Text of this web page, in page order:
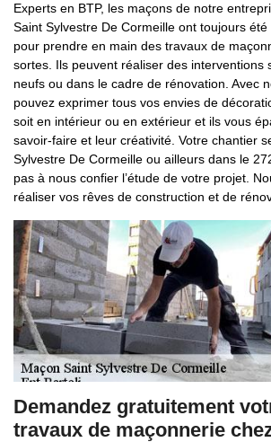
Experts en BTP, les maçons de notre
Saint Sylvestre De Cormeille ont toujours
pour prendre en main des travaux de
sortes. Ils peuvent réaliser des interventions
neufs ou dans le cadre de rénovation. Avec
pouvez exprimer tous vos envies de
soit en intérieur ou en extérieur et ils vous
savoir-faire et leur créativité. Votre chantier
Sylvestre De Cormeille ou ailleurs dans le
pas à nous confier l’étude de votre projet.
réaliser vos rêves de construction et de
Demandez gratuitement
travaux de maçonnerie